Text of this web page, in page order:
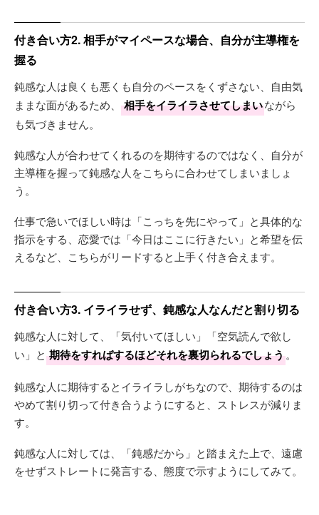
付き合い方2. 相手がマイペースな場合、自分が主導権を
握る
鈍感な人は良くも悪くも自分のペースをくずさない、自由気
ままな面があるため、
相手をイライラさせてしまいながら
も気づきません。
鈍感な人が合わせてくれるのを期待するのではなく、自分が
主導権を握って鈍感な人をこちらに合わせてしまいましょ
う。
仕事で急いでほしい時は「こっちを先にやって」と具体的な
指示をする、恋愛では「今日はここに行きたい」と希望を伝
えるなど、こちらがリードすると上手く付き合えます。
付き合い方3. イライラせず、鈍感な人なんだと割り切る
鈍感な人に対して、「気付いてほしい」「空気読んで欲し
い」と 期待をすればするほどそれを裏切られるでしょう。
鈍感な人に期待するとイライラしがちなので、期待するのは
やめて割り切って付き合うようにすると、ストレスが減りま
す。
鈍感な人に対しては、「鈍感だから」と踏まえた上で、遠慮
をせずストレートに発言する、態度で示すようにしてみて。